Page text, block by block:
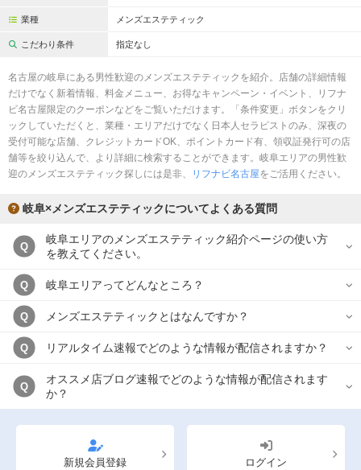
業種 メンズエステティック
こだわり条件 指定なし
名古屋の岐阜にある男性歓迎のメンズエステティックを紹介。店舗の詳細情報
だけでなく新着情報、料金メニュー、お得なキャンペーン・イベント、リフナ
ビ名古屋限定のクーポンなどをご覧いただけます。「条件変更」ボタンをクリ
ックしていただくと、業種・エリアだけでなく日本人セラピストのみ、深夜の
受付可能な店舗、クレジットカードOK、ポイントカード有、領収証発行可の店
舗等を絞り込んで、より詳細に検索することができます。岐阜エリアの男性歓
迎のメンズエステティック探しには是非、
リフナビ名古屋をご活用ください。
岐阜×メンズエステティックについてよくある質問
Q
岐阜エリアのメンズエステティック紹介ページの使い方
を教えてください。
Q 岐阜エリアってどんなところ？
Q メンズエステティックとはなんですか？
Q リアルタイム速報でどのような情報が配信されますか？
Q
オススメ店ブログ速報でどのような情報が配信されます
か？
新規会員登録 ログイン